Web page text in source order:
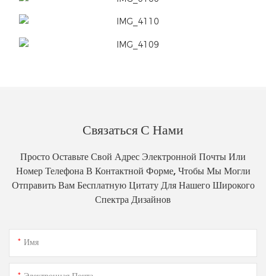
Связаться С Нами
Просто Оставьте Свой Адрес Электронной Почты Или
Номер Телефона В Контактной Форме, Чтобы Мы Могли
Отправить Вам Бесплатную Цитату Для Нашего Широкого
Спектра Дизайнов
Имя